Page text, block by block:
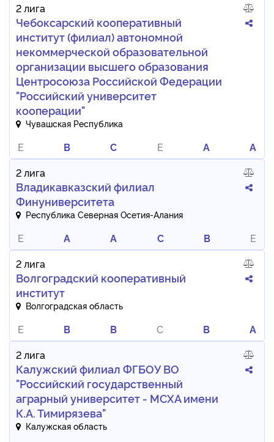
2 лига
Чебоксарский кооперативный
институт (филиал) автономной
некоммерческой образовательной
организации высшего образования
Центросоюза Российской Федерации
"Российский университет
кооперации"
Чувашская Республика
E B C E A
A
2 лига
​Владикавказский филиал
Финуниверситета​
Республика Северная Осетия-Алания
E A A C B
E
2 лига
Волгоградский кооперативный
институт
Волгоградская область
E B B C B
A
2 лига
Калужский филиал ФГБОУ ВО
"Российский государственный
аграрный университет - МСХА имени
К.А. Тимирязева"
Калужская область